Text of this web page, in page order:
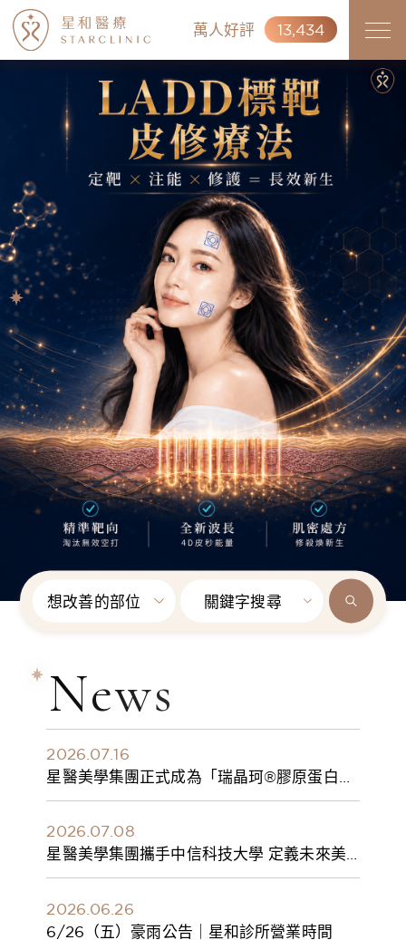
萬人好評 13,434
想改善的部位 關鍵字搜尋
News
2026.07.16
星醫美學集團正式成為「瑞晶珂®膠原蛋白植
入劑」台灣獨家總代理
2026.07.08
星醫美學集團攜手中信科技大學 定義未來美
學人才新標準 建構健康美學產學共育模式 串
2026.06.26
6/26（五）豪雨公告｜星和診所營業時間